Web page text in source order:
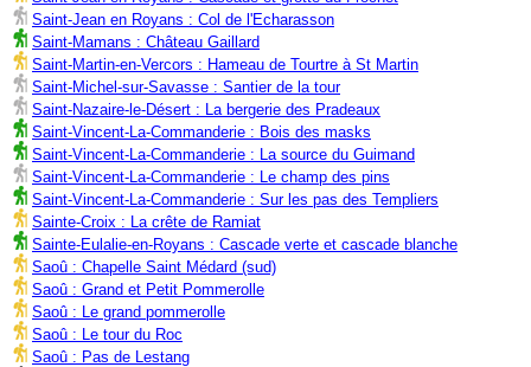
Saint-Jean en Royans : Col de l'Echarasson
Saint-Mamans : Château Gaillard
Saint-Martin-en-Vercors : Hameau de Tourtre à St Martin
Saint-Michel-sur-Savasse : Santier de la tour
Saint-Nazaire-le-Désert : La bergerie des Pradeaux
Saint-Vincent-La-Commanderie : Bois des masks
Saint-Vincent-La-Commanderie : La source du Guimand
Saint-Vincent-La-Commanderie : Le champ des pins
Saint-Vincent-La-Commanderie : Sur les pas des Templiers
Sainte-Croix : La crête de Ramiat
Sainte-Eulalie-en-Royans : Cascade verte et cascade blanche
Saoû : Chapelle Saint Médard (sud)
Saoû : Grand et Petit Pommerolle
Saoû : Le grand pommerolle
Saoû : Le tour du Roc
Saoû : Pas de Lestang